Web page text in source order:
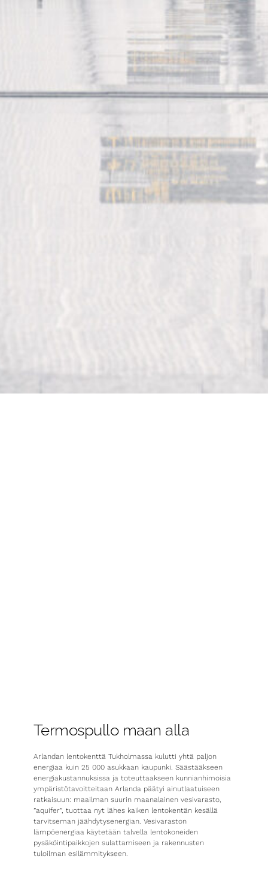
Termospullo maan alla
Arlandan lentokenttä Tukholmassa kulutti yhtä paljon
energiaa kuin 25 000 asukkaan kaupunki. Säästääkseen
energiakustannuksissa ja toteuttaakseen kunnianhimoisia
ympäristötavoitteitaan Arlanda päätyi ainutlaatuiseen
ratkaisuun: maailman suurin maanalainen vesivarasto,
”aquifer”, tuottaa nyt lähes kaiken lentokentän kesällä
tarvitseman jäähdytysenergian. Vesivaraston
lämpöenergiaa käytetään talvella lentokoneiden
pysäköintipaikkojen sulattamiseen ja rakennusten
tuloilman esilämmitykseen.